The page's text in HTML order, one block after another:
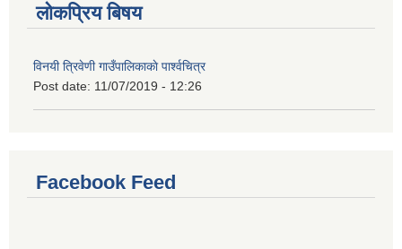
लोकप्रिय बिषय
विनयी त्रिवेणी गाउँपालिकाकाे पार्श्वचित्र
Post date: 11/07/2019 - 12:26
Facebook Feed